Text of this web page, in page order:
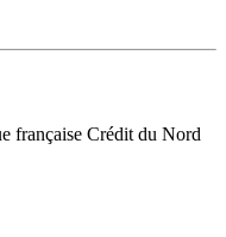
française Crédit du Nord